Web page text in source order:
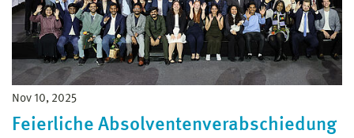
Nov 10, 2025
Feierliche Absolventenverabschiedung